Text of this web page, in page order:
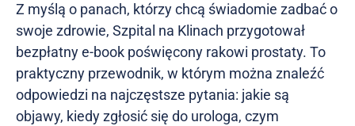
Z myślą o panach, którzy chcą świadomie zadbać o
swoje zdrowie, Szpital na Klinach przygotował
bezpłatny e-book poświęcony rakowi prostaty. To
praktyczny przewodnik, w którym można znaleźć
odpowiedzi na najczęstsze pytania: jakie są
objawy, kiedy zgłosić się do urologa, czym